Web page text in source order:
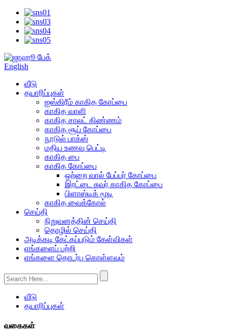
English
வீடு
தயாரிப்புகள்
ஐஸ்கிரீம் காகித கோப்பை
காகித வாளி
காகித சாலட் கிண்ணம்
காகித சூப் கோப்பை
நூடுல் பாக்ஸ்
மதிய உணவு பெட்டி
காகித பை
காகித கோப்பை
ஒற்றை வால் பேப்பர் கோப்பை
இரட்டை சுவர் காகித கோப்பை
பிளாஸ்டிக் மூடி
காகித வைக்கோல்
செய்தி
நிறுவனத்தின் செய்தி
தொழில் செய்தி
அடிக்கடி கேட்கப்படும் கேள்விகள்
எங்களைப் பற்றி
எங்களை தொடர்பு கொள்ளவும்
வீடு
தயாரிப்புகள்
வகைகள்